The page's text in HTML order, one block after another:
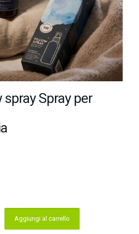
Spray per
Aggiungi al carrello